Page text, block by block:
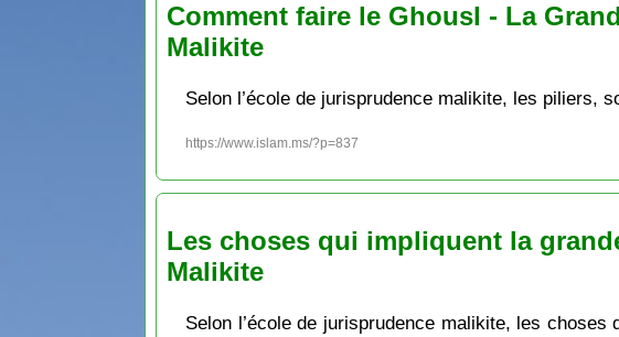
Comment faire le Ghousl - La
Malikite
Selon l’école de jurisprudence malikite, les piliers,
https://www.islam.ms/?p=837
Les choses qui impliquent la
Malikite
Selon l’école de jurisprudence malikite, les